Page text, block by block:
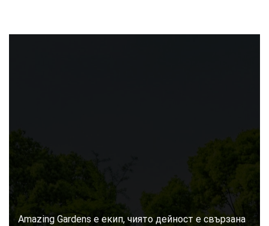
Занас
Amazing Gardens е екип, чиято дейност е свързана